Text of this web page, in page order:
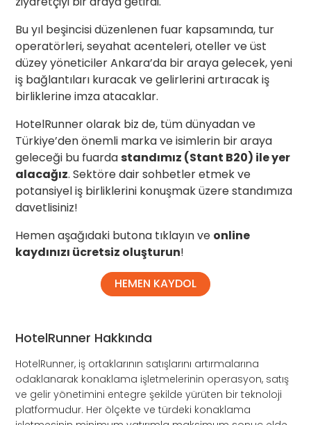
Bu yıl beşincisi düzenlenen fuar kapsamında, tur
operatörleri, seyahat acenteleri, oteller ve üst
düzey yöneticiler Ankara’da bir araya gelecek, yeni
iş bağlantıları kuracak ve gelirlerini artıracak iş
birliklerine imza atacaklar.
HotelRunner olarak biz de, tüm dünyadan ve
Türkiye’den önemli marka ve isimlerin bir araya
geleceği bu fuardastandımız (Stant B20) ile yer
alacağız. Sektöre dair sohbetler etmek ve
potansiyel iş birliklerini konuşmak üzere standımıza
davetlisiniz!
Hemen aşağıdaki butona tıklayın ve online
kaydınızı ücretsiz oluşturun!
HEMEN KAYDOL
HotelRunner Hakkında
HotelRunner, iş ortaklarının satışlarını artırmalarına
odaklanarak konaklama işletmelerinin operasyon, satış
ve gelir yönetimini entegre şekilde yürüten bir teknoloji
platformudur. Her ölçekte ve türdeki konaklama